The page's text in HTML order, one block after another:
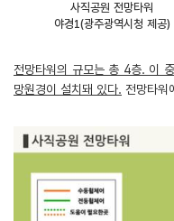
사직공원 전망타워
야경1(광주광역시청 제공)
전망타워의 규모는 총 4층. 이
망원경이 설치돼 있다. 전망타워